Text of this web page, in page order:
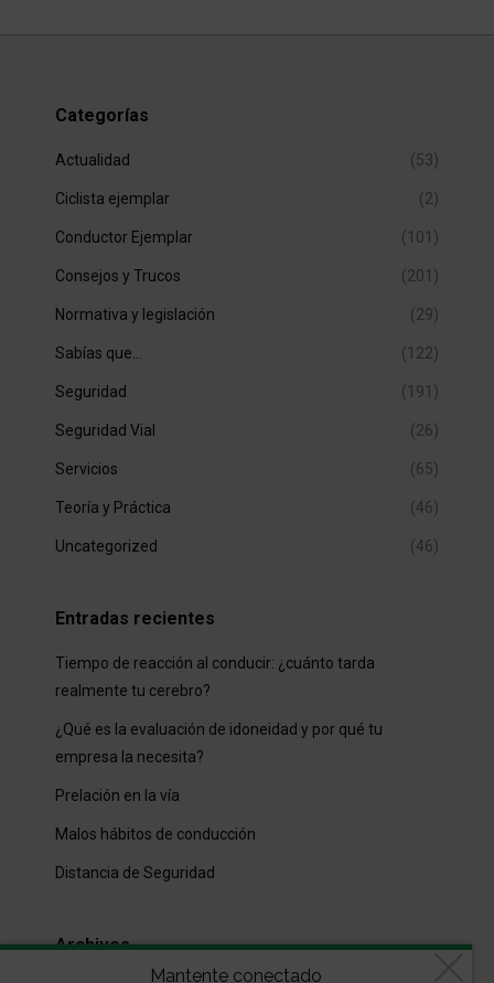
Categorías
Actualidad (53)
Ciclista ejemplar (2)
Conductor Ejemplar (101)
Consejos y Trucos (201)
Normativa y legislación (29)
Sabías que… (122)
Seguridad (191)
Seguridad Vial (26)
Servicios (65)
Teoría y Práctica (46)
Uncategorized (46)
Entradas recientes
Tiempo de reacción al conducir: ¿cuánto tarda
realmente tu cerebro?
¿Qué es la evaluación de idoneidad y por qué tu
empresa la necesita?
Prelación en la vía
Malos hábitos de conducción
Distancia de Seguridad
Archivos
Mantente conectado